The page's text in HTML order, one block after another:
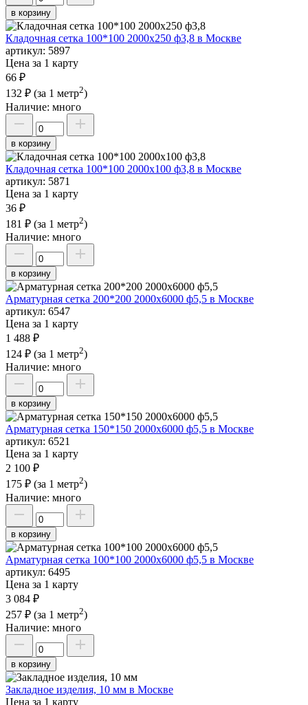
в корзину
Кладочная сетка 100*100 2000х250 ф3,8 в Москве
артикул: 5897
Цена за 1 карту
66 ₽
132 ₽ (за 1 метр2)
Наличие: много
в корзину
Кладочная сетка 100*100 2000х100 ф3,8 в Москве
артикул: 5871
Цена за 1 карту
36 ₽
181 ₽ (за 1 метр2)
Наличие: много
в корзину
Арматурная сетка 200*200 2000х6000 ф5,5 в Москве
артикул: 6547
Цена за 1 карту
1 488 ₽
124 ₽ (за 1 метр2)
Наличие: много
в корзину
Арматурная сетка 150*150 2000х6000 ф5,5 в Москве
артикул: 6521
Цена за 1 карту
2 100 ₽
175 ₽ (за 1 метр2)
Наличие: много
в корзину
Арматурная сетка 100*100 2000х6000 ф5,5 в Москве
артикул: 6495
Цена за 1 карту
3 084 ₽
257 ₽ (за 1 метр2)
Наличие: много
в корзину
Закладное изделия, 10 мм в Москве
Цена за 1 карту